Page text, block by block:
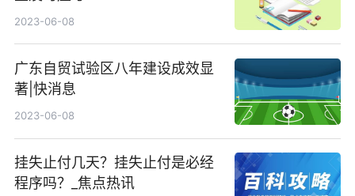
2023-06-08
广东自贸试验区八年建设成效显
著|快消息
2023-06-08
挂失止付几天？挂失止付是必经
程序吗？_焦点热讯